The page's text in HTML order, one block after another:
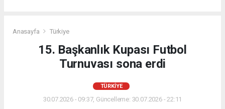
Anasayfa Türkiye
15. Başkanlık Kupası Futbol
Turnuvası sona erdi
TÜRKIYE
30.07.2026 - 09:37, Güncelleme: 30.07.2026 - 22:11